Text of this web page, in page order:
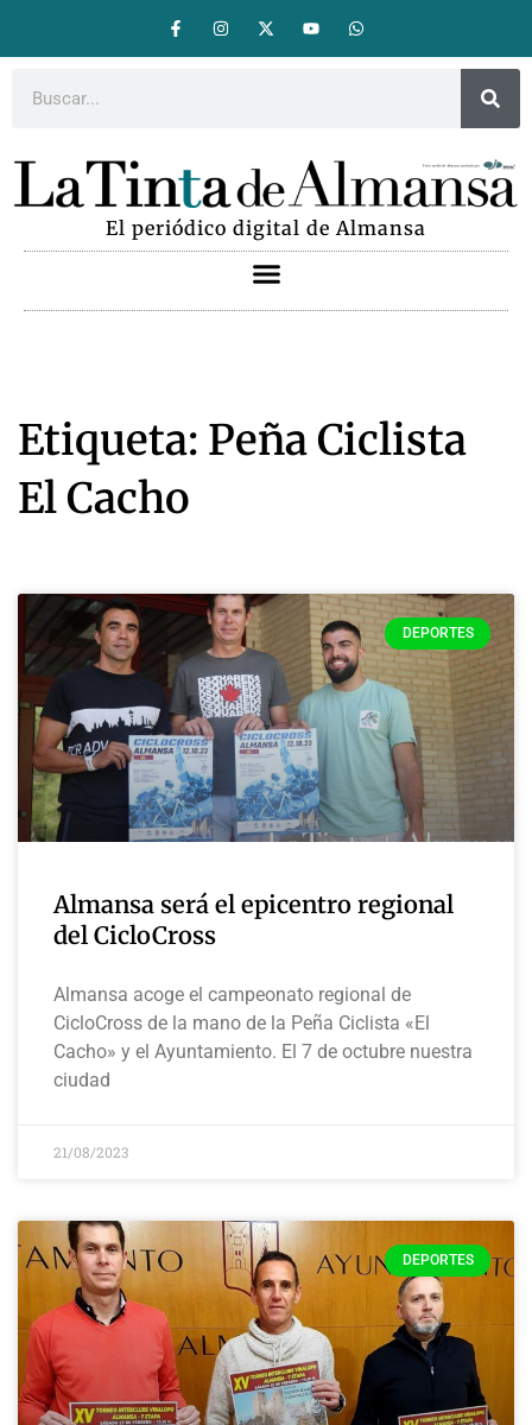
El periódico digital de Almansa
Etiqueta: Peña Ciclista
El Cacho
DEPORTES
Almansa será el epicentro regional
del CicloCross
Almansa acoge el campeonato regional de
CicloCross de la mano de la Peña Ciclista «El
Cacho» y el Ayuntamiento. El 7 de octubre nuestra
ciudad
21/08/2023
DEPORTES